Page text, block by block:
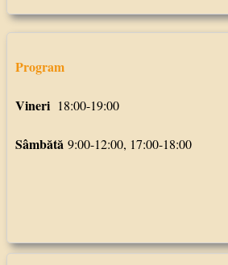
Program
Vineri 18:00-19:00
Sâmbătă 9:00-12:00, 17:00-18:00